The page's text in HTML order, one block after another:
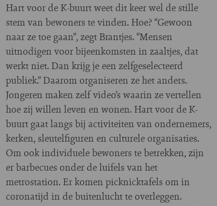
Hart voor de K-buurt weet dit keer wel de stille
stem van bewoners te vinden. Hoe? “Gewoon
naar ze toe gaan”, zegt Brantjes. “Mensen
uitnodigen voor bijeenkomsten in zaaltjes, dat
werkt niet. Dan krijg je een zelfgeselecteerd
publiek.” Daarom organiseren ze het anders.
Jongeren maken zelf video’s waarin ze vertellen
hoe zij willen leven en wonen. Hart voor de K-
buurt gaat langs bij activiteiten van ondernemers,
kerken, sleutelfiguren en culturele organisaties.
Om ook individuele bewoners te betrekken, zijn
er barbecues onder de luifels van het
metrostation. Er komen picknicktafels om in
coronatijd in de buitenlucht te overleggen.